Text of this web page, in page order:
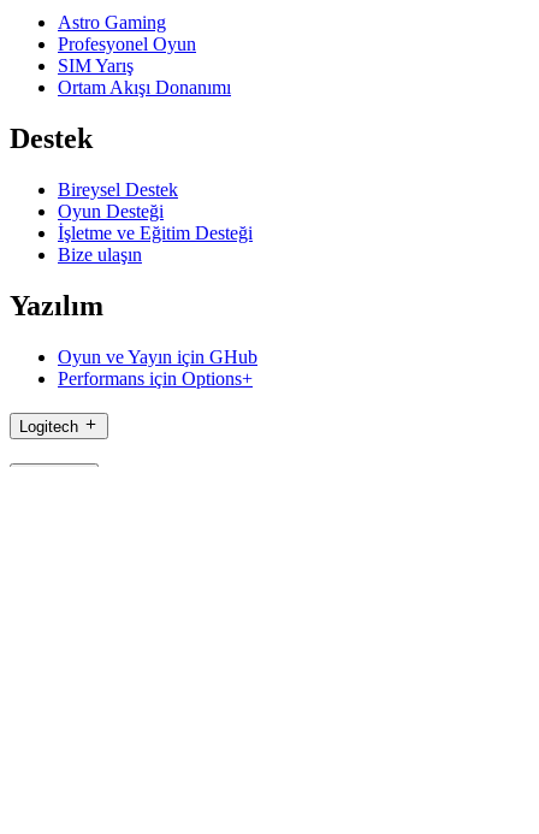
Astro Gaming
Profesyonel Oyun
SIM Yarış
Ortam Akışı Donanımı
Destek
Bireysel Destek
Oyun Desteği
İşletme ve Eğitim Desteği
Bize ulaşın
Yazılım
Oyun ve Yayın için GHub
Performans için Options+
Logitech